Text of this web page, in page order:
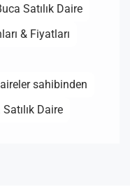
Satılık Daire
& Fiyatları
sahibinden
Daire